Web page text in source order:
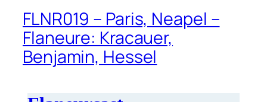
FLNR019 – Paris, Neapel –
Flaneure: Kracauer,
Benjamin, Hessel